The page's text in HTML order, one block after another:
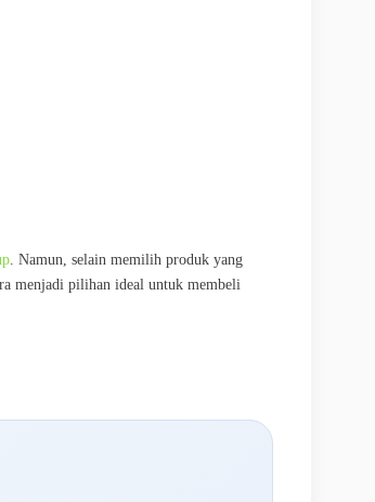
. Namun, selain memilih produk yang
menjadi pilihan ideal untuk membeli